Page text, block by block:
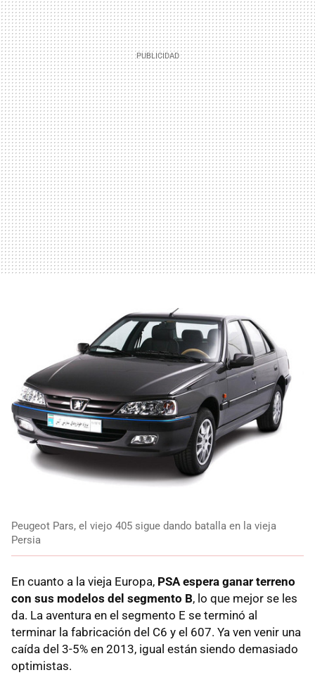
Peugeot Pars, el viejo 405 sigue dando batalla en la vieja
Persia
En cuanto a la vieja Europa, PSA espera ganar terreno
con sus modelos del segmento B, lo que mejor se les
da. La aventura en el segmento E se terminó al
terminar la fabricación del C6 y el 607. Ya ven venir una
caída del 3-5% en 2013, igual están siendo demasiado
optimistas.